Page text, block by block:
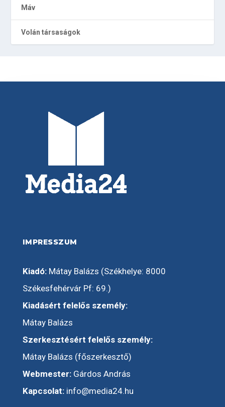
Máv
Volán társaságok
IMPRESSZUM
Kiadó:Mátay Balázs (Székhelye: 8000
Székesfehérvár Pf: 69.)
Kiadásért felelős személy:
Mátay Balázs
Szerkesztésért felelős személy:
Mátay Balázs (főszerkesztő)
Webmester:Gárdos András
Kapcsolat: info@media24.hu